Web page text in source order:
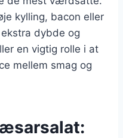
kylling, bacon eller
dybde og
en vigtig rolle i at
mellem smag og